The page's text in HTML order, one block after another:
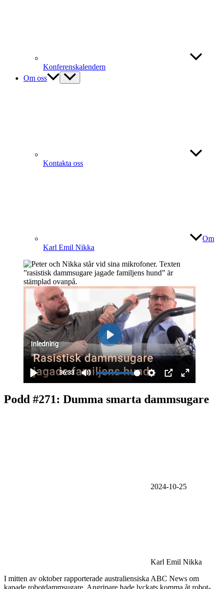
Konferenskalendern
Om oss
Kontakta oss
Om
Karl Emil Nikka
Podd #271: Dumma smarta dammsugare
2024-10-25
Karl Emil Nikka
I mitten av oktober rapporterade australiensiska ABC News om
kapade robotdammsugare. Angripare hade lyckats komma åt robot­